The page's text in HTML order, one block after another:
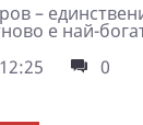
–
е най-
0